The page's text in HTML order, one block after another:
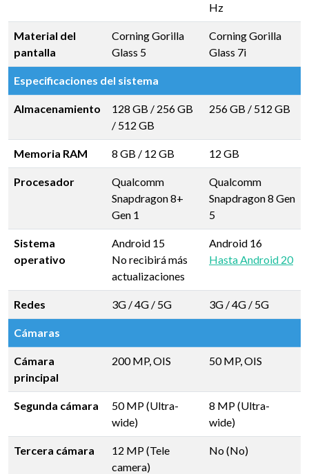
Hz
Material del
pantalla
Corning Gorilla
Glass 5
Corning Gorilla
Glass 7i
Especificaciones del sistema
Almacenamiento 128 GB / 256 GB
/ 512 GB
256 GB / 512 GB
Memoria RAM 8 GB / 12 GB 12 GB
Procesador
Qualcomm
Snapdragon 8+
Gen 1
Qualcomm
Snapdragon 8 Gen
5
Sistema
operativo
Android 15
No recibirá más
actualizaciones
Android 16
Hasta Android 20
Redes 3G / 4G / 5G 3G / 4G / 5G
Cámaras
Cámara
principal
200 MP, OIS 50 MP, OIS
Segunda cámara
50 MP (Ultra-
wide)
8 MP (Ultra-
wide)
Tercera cámara
12 MP (Tele
camera)
No (No)